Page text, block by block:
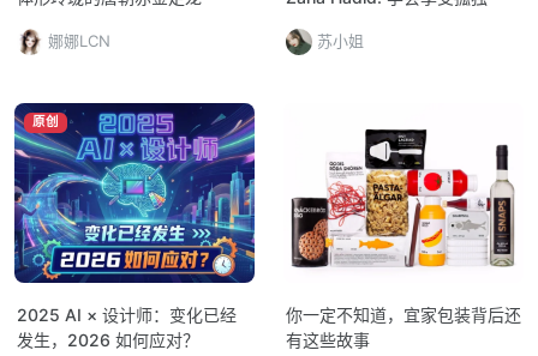
娜娜LCN 苏小姐
原创
2025 AI × 设计师：变化已经
发生，2026 如何应对？
你一定不知道，宜家包装背后还
有这些故事